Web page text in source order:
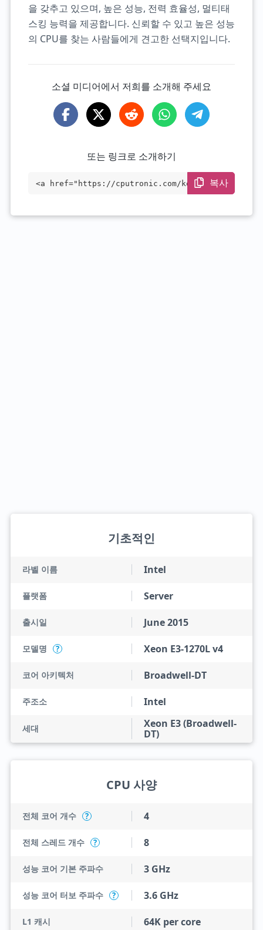
을 갖추고 있으며, 높은 성능, 전력 효율성, 멀티태
스킹 능력을 제공합니다. 신뢰할 수 있고 높은 성능
의 CPU를 찾는 사람들에게 견고한 선택지입니다.
소셜 미디어에서 저희를 소개해 주세요
또는 링크로 소개하기
<a href="https://cputronic.com/ko/cpu/in
복사
기초적인
라벨 이름 Intel
플랫폼 Server
출시일 June 2015
모델명 ? Xeon E3-1270L v4
코어 아키텍처 Broadwell-DT
주조소 Intel
세대
Xeon E3 (Broadwell-
DT)
CPU 사양
전체 코어 개수 ? 4
전체 스레드 개수 ? 8
성능 코어 기본 주파수 3 GHz
성능 코어 터보 주파수 ? 3.6 GHz
L1 캐시 64K per core